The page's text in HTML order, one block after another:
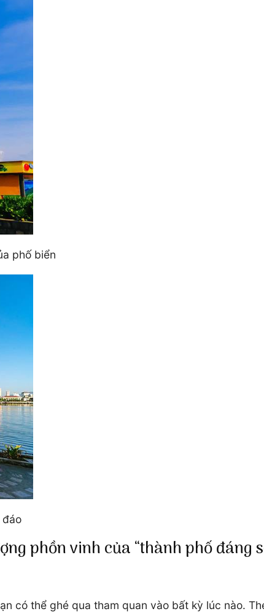
phố biển
phồn vinh của “thành phố đáng
có thể ghé qua tham quan vào bất kỳ lúc nào.